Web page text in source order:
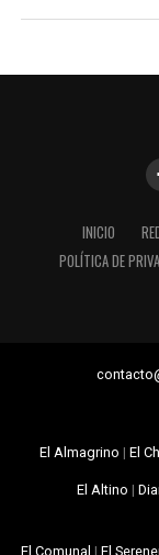
INICIO
POLÍTICA DE
El Almagrino | El
El Altino |
El Comunal | El